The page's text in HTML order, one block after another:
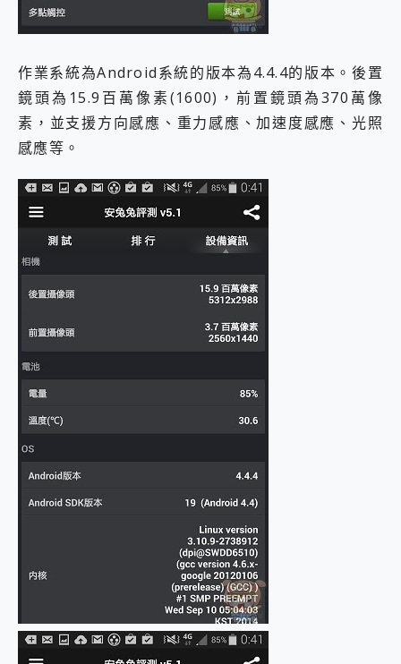
作業系統為Android系統的版本為4.4.4的版本。後置
鏡頭為15.9百萬像素(1600)，前置鏡頭為370萬像
素，並支援方向感應、重力感應、加速度感應、光照
感應等。